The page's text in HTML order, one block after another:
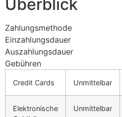
Überblick
Zahlungsmethode
Einzahlungsdauer
Auszahlungsdauer
Gebühren
Credit Cards Unmittelbar
Elektronische
Unmittelbar